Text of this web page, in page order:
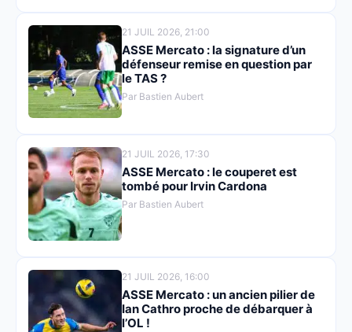
21 JUIL 2026, 21:00
ASSE Mercato : la signature d’un
défenseur remise en question par
le TAS ?
Par Bastien Aubert
21 JUIL 2026, 17:30
ASSE Mercato : le couperet est
tombé pour Irvin Cardona
Par Bastien Aubert
21 JUIL 2026, 16:00
ASSE Mercato : un ancien pilier de
Ian Cathro proche de débarquer à
l’OL !